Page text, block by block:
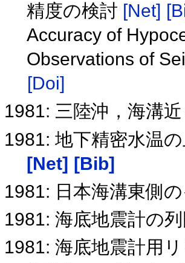
精度の検討 [Net]
Accuracy of
Observations of
[Doi]
1981: 三陸沖，海溝
1981: 地下精密水温
[Net] [Bib]
1981: 日本海溝東側
1981: 海底地震計の
1981: 海底地震計用